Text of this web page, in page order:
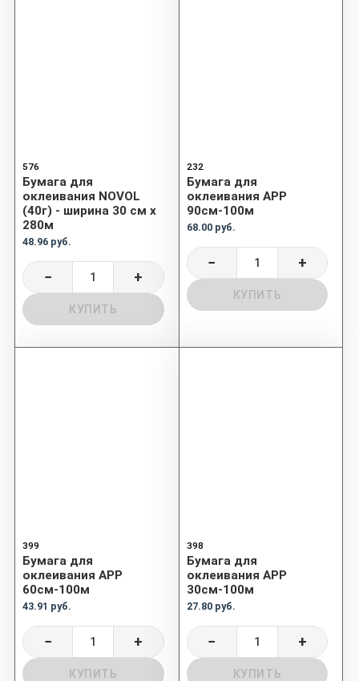
576
Бумага для
оклеивания NOVOL
(40г) - ширина 30 см х
280м
48.96 руб.
− +
КУПИТЬ
232
Бумага для
оклеивания APP
90см-100м
68.00 руб.
− +
КУПИТЬ
399
Бумага для
оклеивания APP
60см-100м
43.91 руб.
− +
КУПИТЬ
398
Бумага для
оклеивания APP
30см-100м
27.80 руб.
− +
КУПИТЬ